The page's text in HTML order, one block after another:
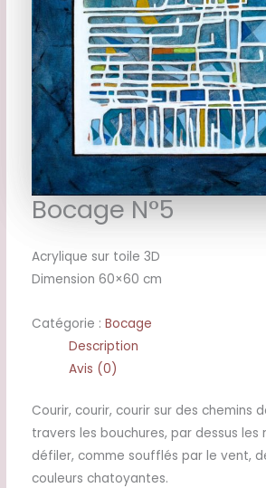
Bocage N°5
Acrylique sur toile 3D
Dimension 60×60 cm
Catégorie : Bocage
Description
Avis (0)
Courir, courir, courir sur des chemins
travers les bouchures, par dessus les
défiler, comme soufflés par le vent,
couleurs chatoyantes.